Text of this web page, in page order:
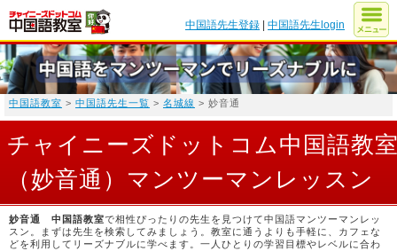
中国語先生登録 |中国語先生login
中国語教室 > 中国語先生一覧 > 名城線 > 妙音通
チャイニーズドットコム中国語教
（妙音通）マンツーマンレッスン
妙音通 中国語教室で相性ぴったりの先生を見つけて中国語マンツーマンレッ
スン。まずは先生を検索してみましょう。教室に通うよりも手軽に、カフェな
どを利用してリーズナブルに学べます。一人ひとりの学習目標やレベルに合わ